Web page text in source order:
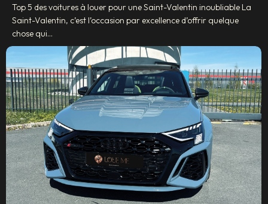
Top 5 des voitures à louer pour une Saint-Valentin inoubliable La
Saint-Valentin, c’est l’occasion par excellence d’offrir quelque
chose qui...